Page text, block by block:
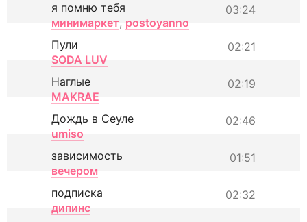
03:24
я помню тебя
минимаркет, postoyanno
02:21
Пули
SODA LUV
02:19
Наглые
MAKRAE
02:46
Дождь в Сеуле
umiso
01:51
зависимость
вечером
02:32
подписка
дипинс